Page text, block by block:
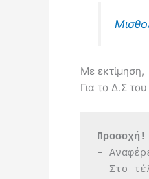
Με εκτίμηση,
Για το Δ.Σ
Προσοχή!
–
– Στο